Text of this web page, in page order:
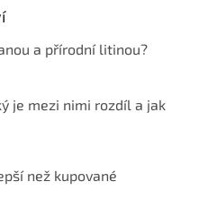
a přírodní litinou?
je mezi nimi rozdíl a jak
než kupované